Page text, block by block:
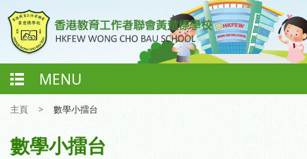
MENU
主頁 > 數學小擂台
數學小擂台